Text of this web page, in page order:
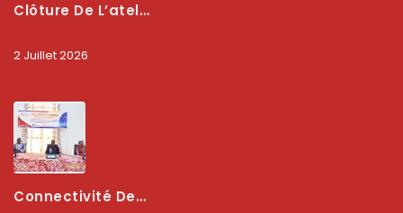
Clôture De L’atelier National : L’ARCEP Et Les Collectivités Territoriales Consolident Leur Partenariat Pour Booster La Qualité Des Services Numériques
2 Juillet 2026
Connectivité Des Territoires : L’ARCEP Et Les Collectivités Territoriales Scellent Un Pacte Stratégique À Bobo-Dioulasso Pour Booster La Qualité Des Réseaux